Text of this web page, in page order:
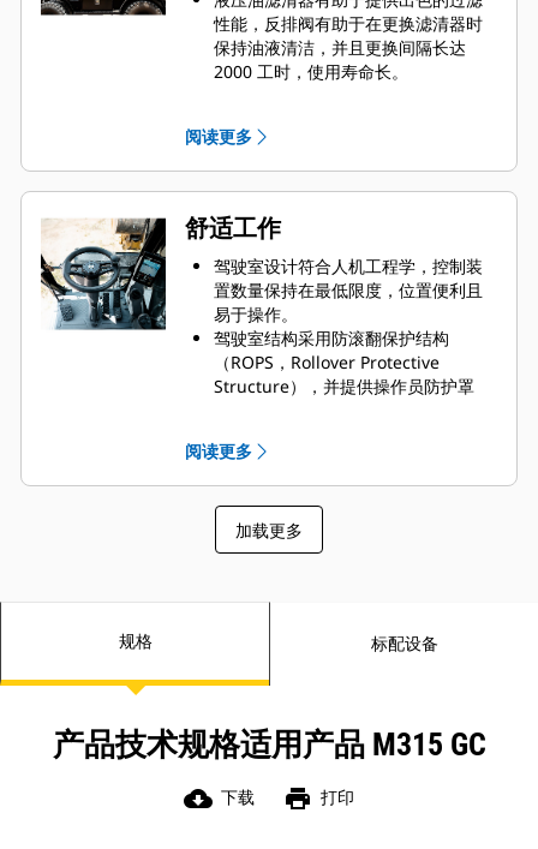
完美应对温度挑战，为您的正常工作
保驾护航。该轮式挖掘机可在高达
52°C（125°F）的标准高温环境下工
性能，反排阀有助于在更换滤清器时
保持油液清洁，并且更换间隔长达
2000 工时，使用寿命长。
作。
计划油样分析（S • O • S
采样口位
于地面，有助于简化保养工作，并能
够快速、轻松地抽取油液样本进行分
析。
基于生产高性能，高可靠性轮式挖掘
机的悠久传统，我们的机器部件的设
计和制造符合 Caterpillar 的质量标
准。
与 313 GC 的工装是通用的，并且采
用小型挖掘机上常见的布局、系统和
足您的需求。采用带平行铲刀的长轴
距底盘系统，有助于提高稳定性。
阅读更多
舒适工作
驾驶室设计符合人机工程学，控制装
置数量保持在最低限度，位置便利且
易于操作。
驾驶室结构采用防滚翻保护结构
（ROPS，Rollover Protective
Structure），并提供操作员防护罩
计，可轻松地进出驾驶室。
方便放置饭盒、文件和手机，帮助操
作员在工作时保持舒适感。
选装的 Bluetooth® 无线电可与手机
无缝连接，既能收听音乐和广播，也
空调控制装置位于机器显示屏上，可
阅读更多
加载更多
规格 标配设备
产品技术规格适用产品 M315 GC
cloud_download 下载 print 打印